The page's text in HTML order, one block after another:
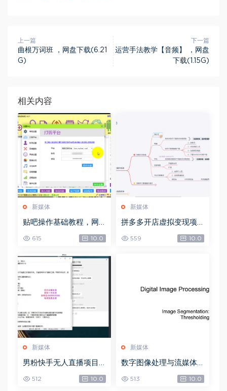
上一篇
曲根万词班 ，网盘下载(6.21
G)
下一篇
运营手法教学【音频】 ，网盘
下载(1.15G)
相关内容
新媒体
贴吧操作基础教程，网
615 10.0
新媒体
拼多多开店虚拟变现项
目，网盘下载(2.70G)
559 10.0
新媒体
男粉快手无人直播项目
玩法，网盘下载(361.65
M)
512 10.0
新媒体
数字图像处理与流媒体
技术，网盘下载(72.42
M)
513 10.0